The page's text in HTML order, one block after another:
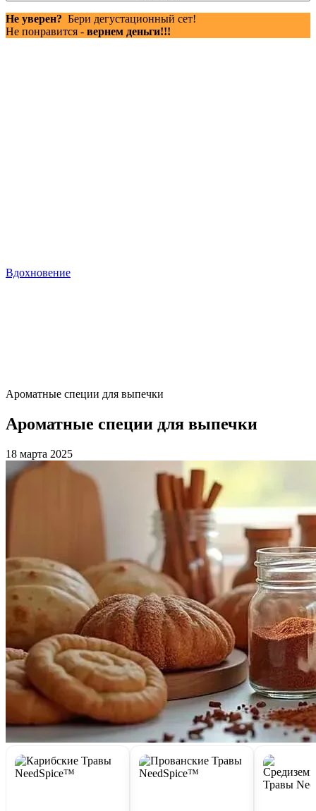
Не уверен? Бери дегустационный сет!
Не понравится - вернем деньги!!!
Вдохновение
Ароматные специи для выпечки
Ароматные специи для выпечки
18 марта 2025